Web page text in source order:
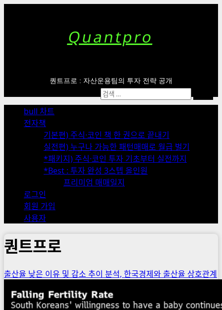
Quantpro
퀀트프로 : 자산운용팀의 투자 전략 공개
Menu
bull 차트
전자책
기본편) 주식·코인 책 한 권으로 끝내기
실전편) 누구나 가능한 패턴매매로 월급 벌기
*패키지) 주식·코인 투자 기초부터 실전까지
*Best : 투자 완성 3스텝 올인원
프리미엄 매매일지
로그인
회원 가입
사용자
검
색:
퀀트프로
출산율 낮은 이유 및 감소 추이 분석, 한국경제와 출산율 상호관계